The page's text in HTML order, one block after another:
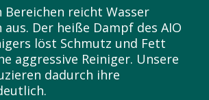
Bereichen reicht Wasser
Der heiße Dampf des AIO
löst Schmutz und Fett
aggressive Reiniger. Unsere
dadurch ihre